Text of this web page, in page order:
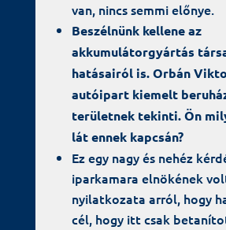
van, nincs semmi előnye.
Beszélnünk kellene az
akkumulátorgyártás
hatásairól is. Orbán
autóipart kiemelt
területnek tekinti. Ön
lát ennek kapcsán?
Ez egy nagy és nehéz
iparkamara elnökének
nyilatkozata arról, hogy
cél, hogy itt csak